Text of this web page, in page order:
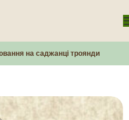
на саджанці троянди